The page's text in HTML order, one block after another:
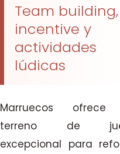
Team building,
incentive y
actividades
lúdicas
Marruecos ofrece
terreno de
excepcional para